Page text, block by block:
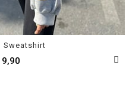
Sweatshirt